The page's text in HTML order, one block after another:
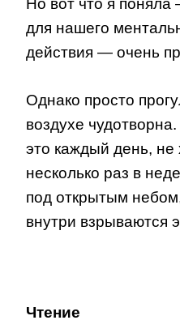
Но вот что я
для нашего
действия — очень
Однако просто
воздухе
это каждый день, не
несколько раз в
под открытым
внутри взрываются
Чтение